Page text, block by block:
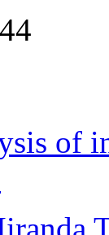
of